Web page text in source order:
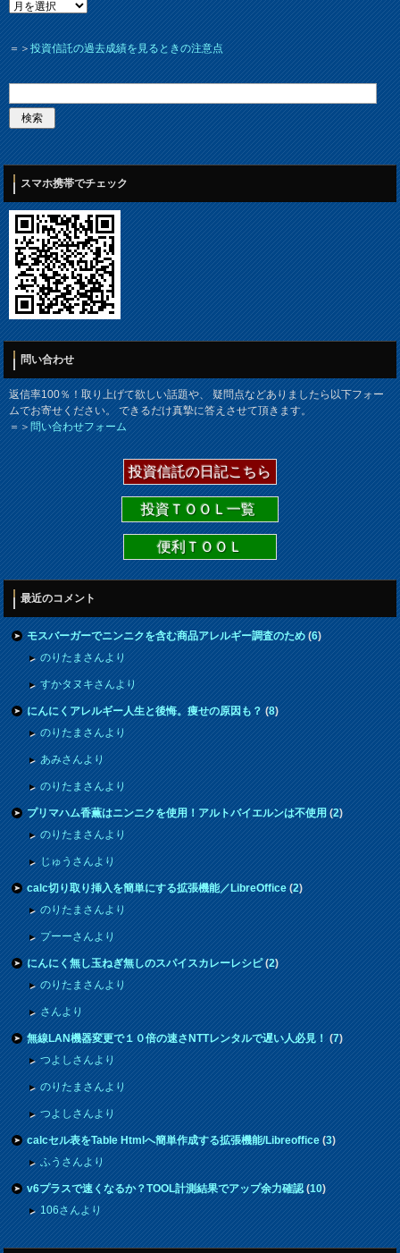
＝＞投資信託の過去成績を見るときの注意点
スマホ携帯でチェック
問い合わせ
返信率100％！取り上げて欲しい話題や、 疑問点などありましたら以下フォー
ムでお寄せください。 できるだけ真摯に答えさせて頂きます。
＝＞問い合わせフォーム
投資信託の日記こちら
投資ＴＯＯＬ一覧
便利ＴＯＯＬ
最近のコメント
モスバーガーでニンニクを含む商品アレルギー調査のため(6)
のりたまさんより
すかタヌキさんより
にんにくアレルギー人生と後悔。痩せの原因も？(8)
のりたまさんより
あみさんより
のりたまさんより
プリマハム香薫はニンニクを使用！アルトバイエルンは不使用(2)
のりたまさんより
じゅうさんより
calc切り取り挿入を簡単にする拡張機能／LibreOffice(2)
のりたまさんより
プーーさんより
にんにく無し玉ねぎ無しのスパイスカレーレシピ(2)
のりたまさんより
さんより
無線LAN機器変更で１０倍の速さNTTレンタルで遅い人必見！(7)
つよしさんより
のりたまさんより
つよしさんより
calcセル表をTable Htmlへ簡単作成する拡張機能/Libreoffice(3)
ふうさんより
v6プラスで速くなるか？TOOL計測結果でアップ余力確認(10)
106さんより